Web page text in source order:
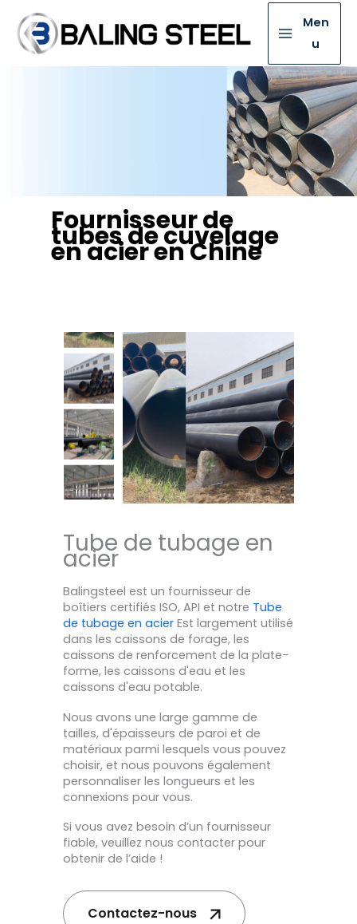
Men
u
Fournisseur de
tubes de cuvelage
en acier en Chine
Tube de tubage en
acier
Balingsteel est un fournisseur de
boîtiers certifiés ISO, API et notre Tube
de tubage en acier Est largement utilisé
dans les caissons de forage, les
caissons de renforcement de la plate-
forme, les caissons d'eau et les
caissons d'eau potable.
Nous avons une large gamme de
tailles, d'épaisseurs de paroi et de
matériaux parmi lesquels vous pouvez
choisir, et nous pouvons également
personnaliser les longueurs et les
connexions pour vous.
Si vous avez besoin d’un fournisseur
fiable, veuillez nous contacter pour
obtenir de l’aide !
Contactez-nous